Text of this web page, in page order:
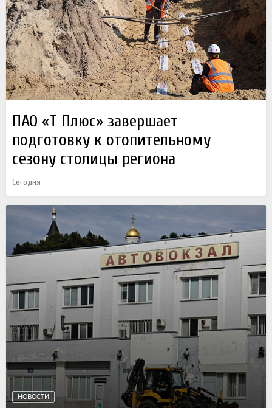
ПАО «Т Плюс» завершает
подготовку к отопительному
сезону столицы региона
Сегодня
НОВОСТИ